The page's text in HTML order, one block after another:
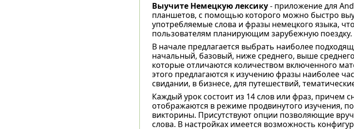
Выучите Немецкую лексику- приложение для
планшетов, с помощью которого можно быстро
употребляемые слова и фразы немецкого языка,
пользователям планирующим зарубежную поездку.
В начале предлагается выбрать наиболее
начальный, базовый, ниже среднего, выше
которые отличаются количеством включенного
этого предлагаются к изучению фразы наиболее
свидании, в бизнесе, для путешествий,
Каждый урок состоит из 14 слов или фраз, причем
отображаются в режиме продвинутого изучения,
викторины. Присутствуют опции позволяющие
слова. В настройках имеется возможность